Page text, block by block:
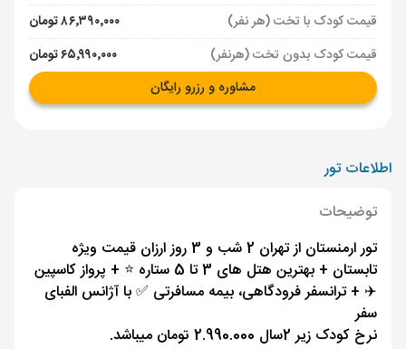
قیمت کودک با تخت (هر نفر)
۸۶٬۳۹۰٬۰۰۰ تومان
قیمت کودک بدون تخت (هرنفر)
۶۵٬۹۹۰٬۰۰۰ تومان
مشاوره و رزرو رایگان
اطلاعات تور
توضیحات
تور ارمنستان از تهران 2 شب و 3 روز ارزان قیمت ویژه
تابستان + بهترین هتل های 3 تا 5 ستاره ⭐️ + پرواز کاسپین
✈️ + ترانسفر فرودگاهی، بیمه مسافرتی ✅ با آژانس الفبای
سفر
نرخ کودک زیر 2سال 2.990.000 تومان میباشد.